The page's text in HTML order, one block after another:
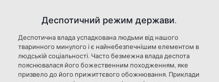
Деспотичний режим держави.
Деспотична влада успадкована людьми від нашого
тваринного минулого і є найнебезпечнішим елементом в
людській соціальності. Часто безмежна влада деспота
пояснювалася його божественним походженням, яке
призвело до його прижиттєвого обожнювання. Приклади